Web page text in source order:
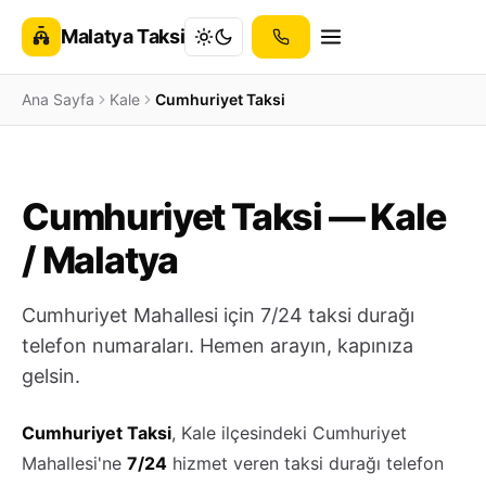
Malatya Taksi
Ana Sayfa Kale Cumhuriyet Taksi
Cumhuriyet Taksi — Kale
/ Malatya
Cumhuriyet Mahallesi için 7/24 taksi durağı
telefon numaraları. Hemen arayın, kapınıza
gelsin.
Cumhuriyet Taksi, Kale ilçesindeki Cumhuriyet
Mahallesi'ne 7/24 hizmet veren taksi durağı telefon